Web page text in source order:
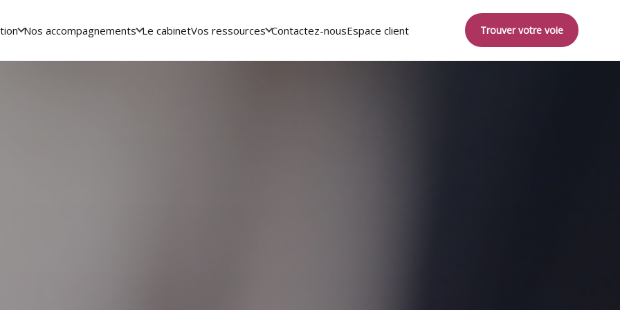
Nos accompagnements Le cabinetVos ressources Contactez-nousEspace client Trouver votre voie